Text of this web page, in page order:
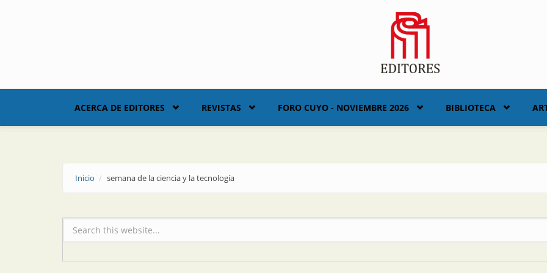
ACERCA DE EDITORES REVISTAS FORO CUYO - NOVIEMBRE 2026 BIBLIOTECA
Inicio semana de la ciencia y la tecnología
Formulario de búsqueda